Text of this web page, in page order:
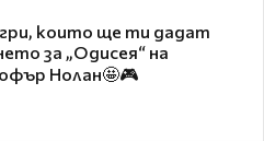
които ще ти дадат
за „Одисея“ на
Нолан🤩🎮